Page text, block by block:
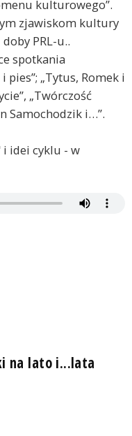
kulturowego”.
zjawiskom kultury
PRL-u..
spotkania
„Tytus, Romek i
„Twórczość
Samochodzik i…”.
idei cyklu - w
na lato i...lata